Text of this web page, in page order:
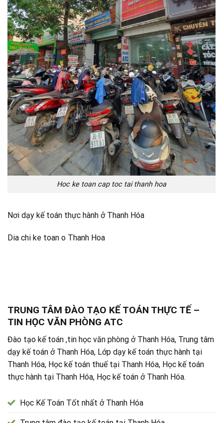
Hoc ke toan cap toc tai thanh hoa
Nơi dạy kế toán thực hành ở Thanh Hóa
Dia chi ke toan o Thanh Hoa
TRUNG TÂM ĐÀO TẠO KẾ TOÁN THỰC TẾ –
TIN HỌC VĂN PHÒNG ATC
Đào tạo kế toán ,tin học văn phòng ở Thanh Hóa, Trung tâm
dạy kế toán ở Thanh Hóa, Lớp dạy kế toán thực hành tại
Thanh Hóa, Học kế toán thuế tại Thanh Hóa, Học kế toán
thực hành tại Thanh Hóa, Học kế toán ở Thanh Hóa.
Học Kế Toán Tốt nhất ở Thanh Hóa